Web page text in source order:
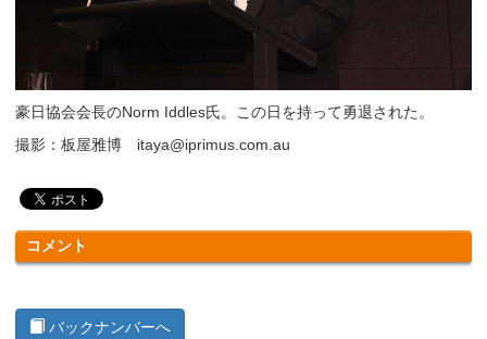
豪日協会会長のNorm Iddles氏。この日を持って勇退された。
撮影：板屋雅博 itaya@iprimus.com.au
コメント
バックナンバーへ